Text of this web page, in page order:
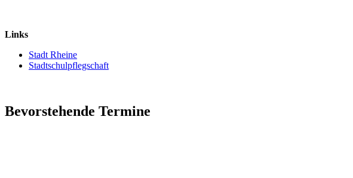
Links
Stadt Rheine
Stadtschulpflegschaft
Bevorstehende Termine